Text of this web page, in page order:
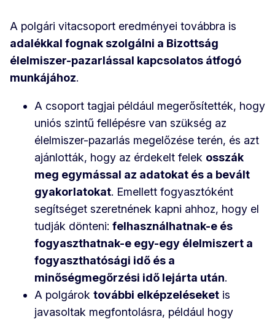
A polgári vitacsoport eredményei továbbra is
adalékkal fognak szolgálni a Bizottság
élelmiszer-pazarlással kapcsolatos átfogó
munkájához.
A csoport tagjai például megerősítették, hogy
uniós szintű fellépésre van szükség az
élelmiszer-pazarlás megelőzése terén, és azt
ajánlották, hogy az érdekelt felek osszák
meg egymással az adatokat és a bevált
gyakorlatokat. Emellett fogyasztóként
segítséget szeretnének kapni ahhoz, hogy el
tudják dönteni: felhasználhatnak-e és
fogyaszthatnak-e egy-egy élelmiszert a
fogyaszthatósági idő és a
minőségmegőrzési idő lejárta után.
A polgárok további elképzeléseket is
javasoltak megfontolásra, például hogy